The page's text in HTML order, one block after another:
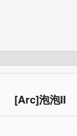
[Arc]泡泡II